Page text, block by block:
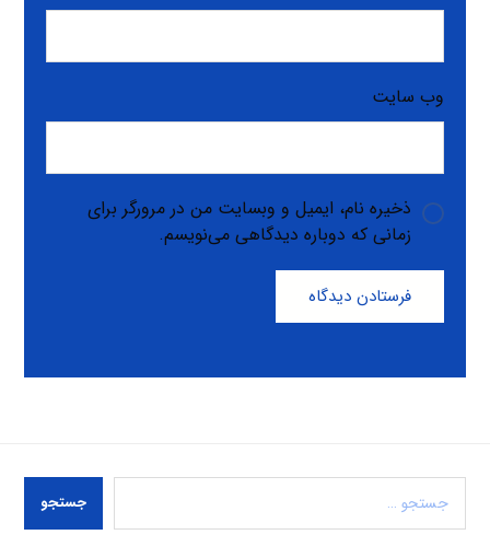
وب‌ سایت
ذخیره نام، ایمیل و وبسایت من در مرورگر برای
زمانی که دوباره دیدگاهی می‌نویسم.
فرستادن دیدگاه
جستجو